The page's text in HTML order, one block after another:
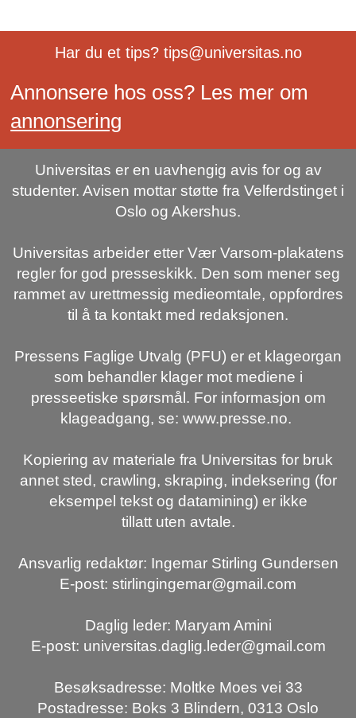
Har du et tips? tips@universitas.no
Annonsere hos oss? Les mer om
annonsering
Universitas er en uavhengig avis for og av
studenter. Avisen mottar støtte fra Velferdstinget i
Oslo og Akershus.
Universitas arbeider etter Vær Varsom-plakatens
regler for god presseskikk. Den som mener seg
rammet av urettmessig medieomtale, oppfordres
til å ta kontakt med redaksjonen.
Pressens Faglige Utvalg (PFU) er et klageorgan
som behandler klager mot mediene i
presseetiske spørsmål. For informasjon om
klageadgang, se: www.presse.no.
Kopiering av materiale fra Universitas for bruk
annet sted, crawling, skraping, indeksering (for
eksempel tekst og datamining) er ikke
tillatt uten avtale.
Ansvarlig redaktør: Ingemar Stirling Gundersen
E-post: stirlingingemar@gmail.com
Daglig leder: Maryam Amini
E-post: universitas.daglig.leder@gmail.com
Besøksadresse: Moltke Moes vei 33
Postadresse: Boks 3 Blindern, 0313 Oslo